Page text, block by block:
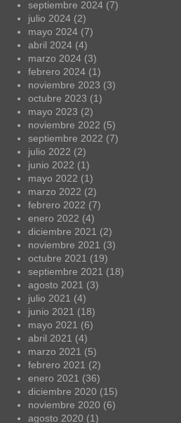
septiembre 2024 (7)
julio 2024 (2)
mayo 2024 (7)
abril 2024 (4)
marzo 2024 (3)
febrero 2024 (1)
noviembre 2023 (3)
octubre 2023 (1)
mayo 2023 (2)
noviembre 2022 (5)
septiembre 2022 (7)
julio 2022 (2)
junio 2022 (1)
mayo 2022 (1)
marzo 2022 (2)
febrero 2022 (7)
enero 2022 (4)
diciembre 2021 (2)
noviembre 2021 (3)
octubre 2021 (19)
septiembre 2021 (18)
agosto 2021 (3)
julio 2021 (4)
junio 2021 (18)
mayo 2021 (6)
abril 2021 (4)
marzo 2021 (5)
febrero 2021 (2)
enero 2021 (36)
diciembre 2020 (15)
noviembre 2020 (6)
agosto 2020 (1)